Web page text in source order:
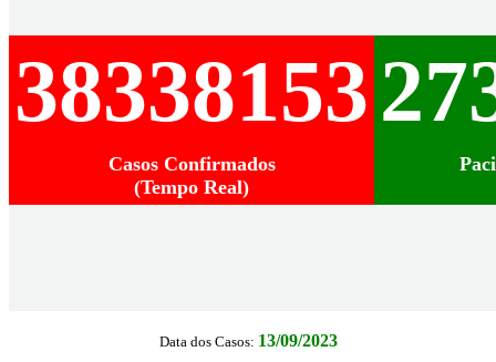
38338153
Casos Confirmados
(Tempo Real)
Data dos Casos: 13/09/2023